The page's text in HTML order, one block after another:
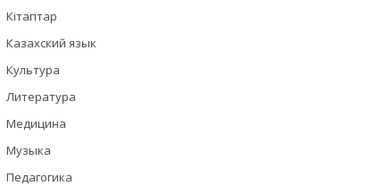
Кітаптар
Казахский язык
Культура
Литература
Медицина
Музыка
Педагогика